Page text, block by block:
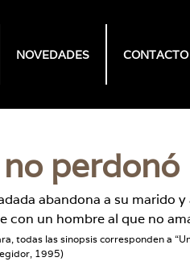
NOVEDADES CONTACTO
perdonó
abandona a su marido
con un hombre al que no
todas las sinopsis corresponden a
1995)